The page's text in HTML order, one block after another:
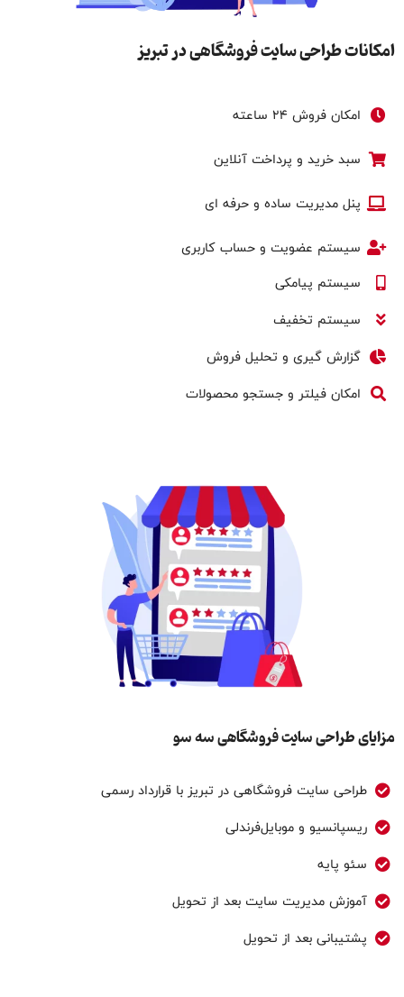
امکانات طراحی سایت فروشگاهی در تبریز
امکان فروش 24 ساعته
سبد خرید و پرداخت آنلاین
پنل مدیریت ساده و حرفه ای
سیستم عضویت و حساب کاربری
سیستم پیامکی
سیستم تخفیف
گزارش گیری و تحلیل فروش
امکان فیلتر و جستجو محصولات
مزایای طراحی سایت فروشگاهی سه سو
طراحی سایت فروشگاهی در تبریز با قرارداد رسمی
ریسپانسیو و موبایل‌فرندلی
سئو پایه
آموزش مدیریت سایت بعد از تحویل
پشتیبانی بعد از تحویل